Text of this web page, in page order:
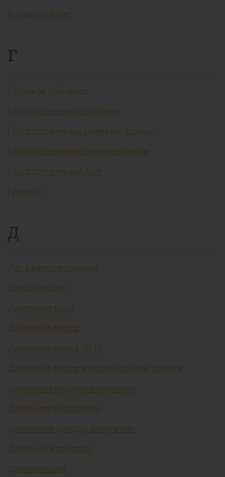
Временной лаг
Г
Глубокое обучение
Государственная пошлина
Государственные целевые фонды
Государственные ценные бумаги
Государственный долг
Гудвилл
Д
Дата валютирования
Девальвация
Денежная база
Денежная масса
Денежная масса (М1)
Денежная масса в национальной валюте
Денежно-кредитная политика
Денежное обращение
Денежные доходы населения
Денежный перевод
Деноминация